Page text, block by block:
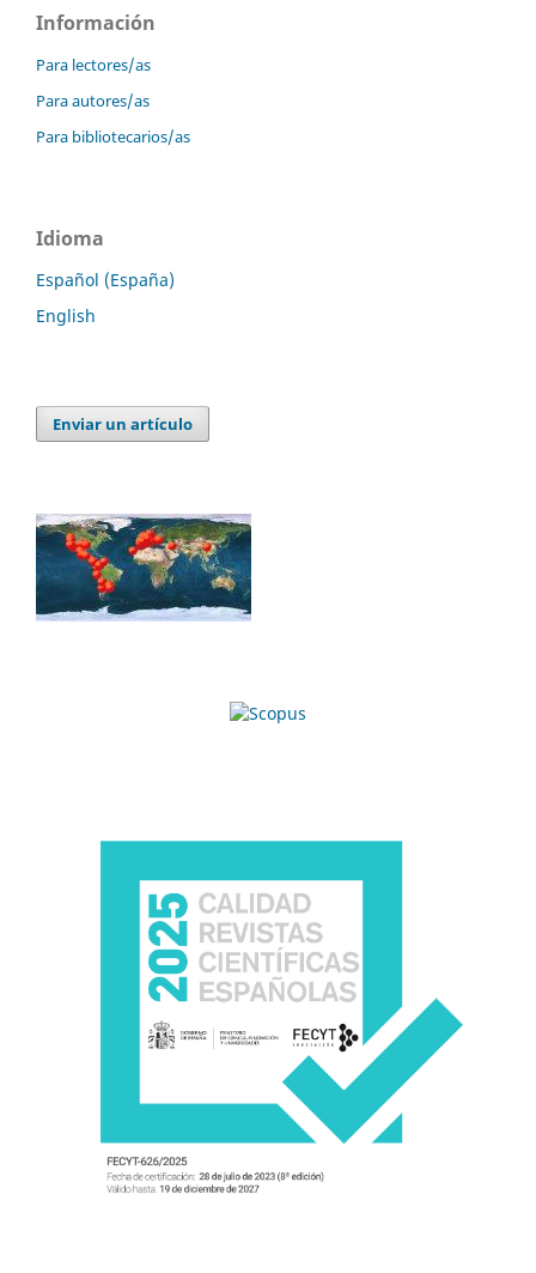
Información
Para lectores/as
Para autores/as
Para bibliotecarios/as
Idioma
Español (España)
English
Enviar un artículo